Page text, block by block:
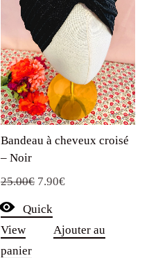
Bandeau à cheveux croisé
– Noir
25.00€ Le
initial
était :
7.90€Le
est :
Quick
View
Ajouter au
panier